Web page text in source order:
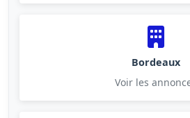
Bordeaux
Voir les